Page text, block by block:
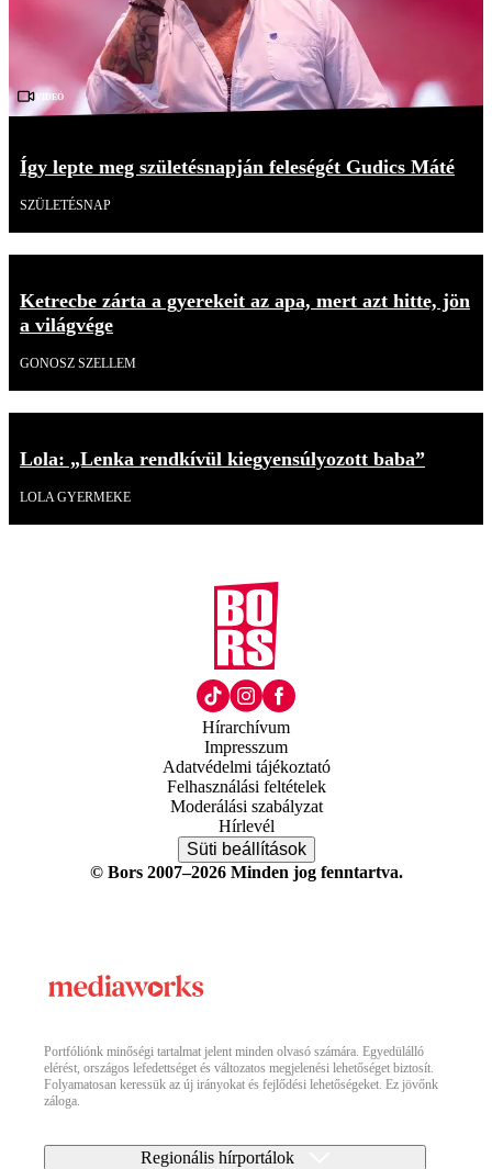
Videó
Így lepte meg születésnapján feleségét Gudics Máté
SZÜLETÉSNAP
Ketrecbe zárta a gyerekeit az apa, mert azt hitte, jön
a világvége
GONOSZ SZELLEM
Lola: „Lenka rendkívül kiegyensúlyozott baba”
LOLA GYERMEKE
Hírarchívum
Impresszum
Adatvédelmi tájékoztató
Felhasználási feltételek
Moderálási szabályzat
Hírlevél
Süti beállítások
© Bors 2007–2026 Minden jog fenntartva.
Portfóliónk minőségi tartalmat jelent minden olvasó számára. Egyedülálló
elérést, országos lefedettséget és változatos megjelenési lehetőséget biztosít.
Folyamatosan keressük az új irányokat és fejlődési lehetőségeket. Ez jövőnk
záloga.
Regionális hírportálok